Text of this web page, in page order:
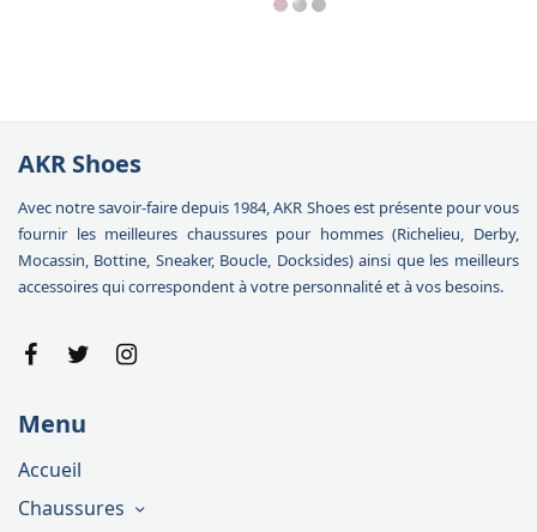
AKR Shoes
Avec notre savoir-faire depuis 1984, AKR Shoes est présente pour vous
fournir les meilleures chaussures pour hommes (Richelieu, Derby,
Mocassin, Bottine, Sneaker, Boucle, Docksides) ainsi que les meilleurs
accessoires qui correspondent à votre personnalité et à vos besoins.
Menu
Accueil
Chaussures